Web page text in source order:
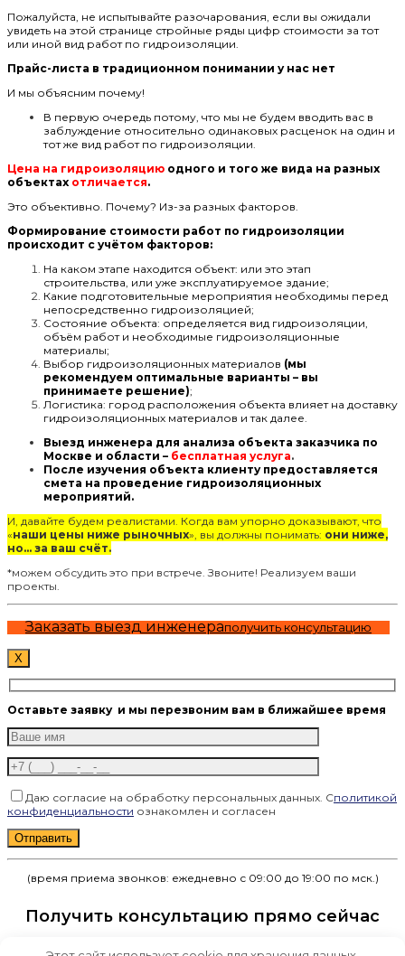
Пожалуйста, не испытывайте разочарования, если вы ожидали
увидеть на этой странице стройные ряды цифр стоимости за тот
или иной вид работ по гидроизоляции.
Прайс-листа в традиционном понимании у нас нет
И мы объясним почему!
В первую очередь потому, что мы не будем вводить вас в
заблуждение относительно одинаковых расценок на один и
тот же вид работ по гидроизоляции.
Цена на гидроизоляцию одного и того же вида на разных
объектах отличается.
Это объективно. Почему? Из-за разных факторов.
Формирование стоимости работ по гидроизоляции
происходит с учётом факторов:
На каком этапе находится объект: или это этап
строительства, или уже эксплуатируемое здание;
Какие подготовительные мероприятия необходимы перед
непосредственно гидроизоляцией;
Состояние объекта: определяется вид гидроизоляции,
объём работ и необходимые гидроизоляционные
материалы;
Выбор гидроизоляционных материалов (мы
рекомендуем оптимальные варианты – вы
принимаете решение);
Логистика: город расположения объекта влияет на доставку
гидроизоляционных материалов и так далее.
Выезд инженера для анализа объекта заказчика по
Москве и области – бесплатная услуга.
После изучения объекта клиенту предоставляется
смета на проведение гидроизоляционных
мероприятий.
И, давайте будем реалистами. Когда вам упорно доказывают, что
«наши цены ниже рыночных», вы должны понимать: они ниже,
но… за ваш счёт.
*можем обсудить это при встрече. Звоните! Реализуем ваши
проекты.
Заказать выезд инженераполучить консультацию
X
Оставьте заявку и мы перезвоним вам в ближайшее время
Даю согласие на обработку персональных данных. Сполитикой
конфиденциальности ознакомлен и согласен
Оставьте это поле пустым.
(время приема звонков: ежедневно с 09:00 до 19:00 по мск.)
Получить консультацию прямо сейчас